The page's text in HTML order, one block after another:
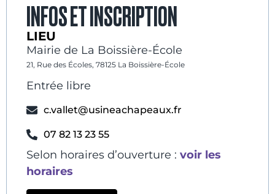
INFOS ET INSCRIPTION
LIEU
Mairie de La Boissière-École
21, Rue des Écoles, 78125 La Boissière-École
Entrée libre
c.vallet@usineachapeaux.fr
07 82 13 23 55
Selon horaires d’ouverture : voir les
horaires